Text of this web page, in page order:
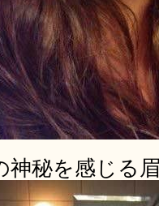
神秘を感じる眉